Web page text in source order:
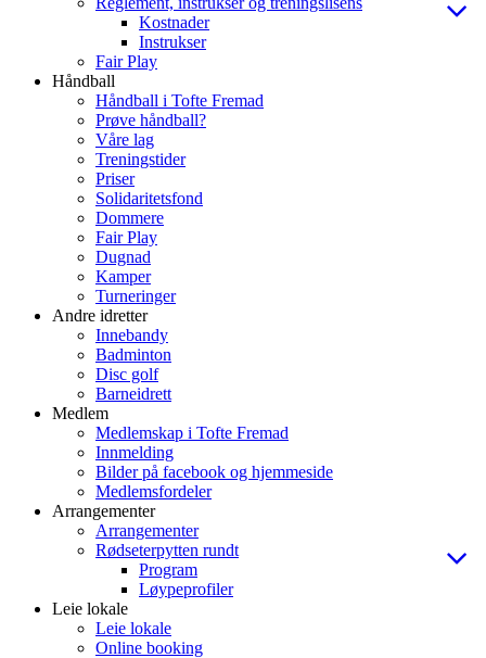
Kostnader
Instrukser
Fair Play
Håndball
Håndball i Tofte Fremad
Prøve håndball?
Våre lag
Treningstider
Priser
Solidaritetsfond
Dommere
Fair Play
Dugnad
Kamper
Turneringer
Andre idretter
Innebandy
Badminton
Disc golf
Barneidrett
Medlem
Medlemskap i Tofte Fremad
Innmelding
Bilder på facebook og hjemmeside
Medlemsfordeler
Arrangementer
Arrangementer
Rødseterpytten rundt
Program
Løypeprofiler
Leie lokale
Leie lokale
Online booking